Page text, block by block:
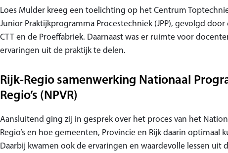
Loes Mulder kreeg een toelichting op het Centrum
Junior Praktijkprogramma Procestechniek (JPP), gevolgd
CTT en de Proeffabriek. Daarnaast was er ruimte voor
ervaringen uit de praktijk te delen.
Rijk-Regio samenwerking Nationaal
Regio’s (NPVR)
Aansluitend ging zij in gesprek over het proces van het
Regio’s en hoe gemeenten, Provincie en Rijk daarin optimaal
Daarbij kwamen ook de ervaringen en waardevolle lessen uit